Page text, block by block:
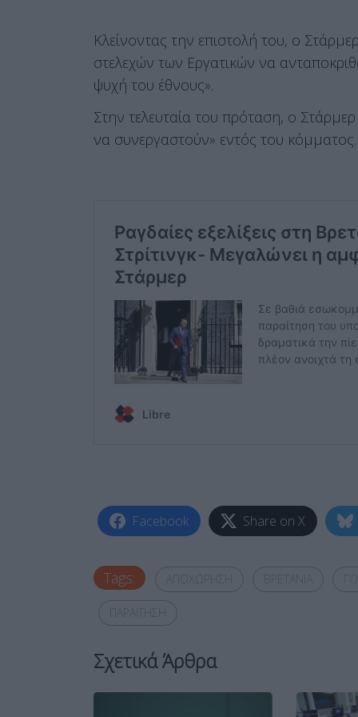
Κλείνοντας την επιστολή του, ο
στελεχών των Εργατικών να
ψυχή του έθνους».
Στην τελευταία του πρόταση, ο
να συνεργαστούν» εντός του κόμματος.
Facebook Share on X
Tags:
Σχετικά Άρθρα